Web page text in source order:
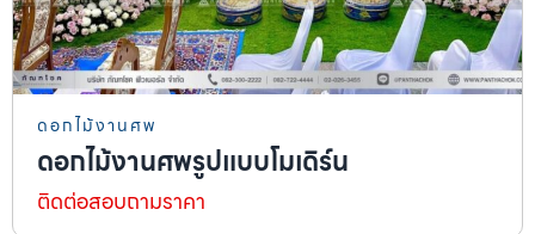
ดอกไม้งานศพ
ดอกไม้งานศพรูปแบบโมเดิร์น
ติดต่อสอบถามราคา